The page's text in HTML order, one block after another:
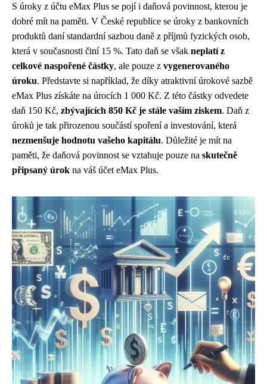
S úroky z účtu eMax Plus se pojí i daňová povinnost, kterou je
dobré mít na paměti. V České republice se úroky z bankovních
produktů daní standardní sazbou daně z příjmů fyzických osob,
která v současnosti činí 15 %. Tato daň se však neplatí z
celkové naspořené částky, ale pouze z vygenerovaného
úroku. Představte si například, že díky atraktivní úrokové sazbě
eMax Plus získáte na úrocích 1 000 Kč. Z této částky odvedete
daň 150 Kč, zbývajících 850 Kč je stále vaším ziskem. Daň z
úroků je tak přirozenou součástí spoření a investování, která
nezmenšuje hodnotu vašeho kapitálu. Důležité je mít na
paměti, že daňová povinnost se vztahuje pouze na skutečně
připsaný úrok na váš účet eMax Plus.